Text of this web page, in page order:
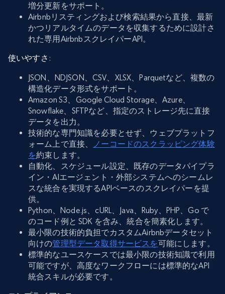
増分更新をサポート。
Airbnbリスティングおよび検索結果から直接、最新
かつリアルタイムのデータを収集するために設計さ
れた専用AirbnbスクレイパーAPI。
使いやすさ :
JSON、NDJSON、CSV、XLSX、Parquetなど、複数の
構造化データ形式をサポート。
Amazon S3、Google Cloud Storage、Azure、
Snowflake、SFTPなど、指定のストレージ先に直接
データを出力。
技術的な専門知識を必要とせず、ウェブプラットフ
ォーム上で直接、
ノーコードのスクラッピング体験
を約束します。
自動化、スケジュール設定、既存のデータパイプラ
イン・AIエージェント・外部システムへのシームレ
スな統合を実現するAPIベースのスクレイパーを提
供。
Python、Node.js、cURL、Java、Ruby、PHP、Go で
のコード例と SDK を含み、統合を簡素化します。
最小限の技術的負担でカスタムAirbnbデータセット
向けの管理型データ取得サービスを可能にします。
標準的なユースケースでは最小限の技術知識で利用
可能ですが、高度なワークフローには標準的なAPI
統合スキルが必要です。